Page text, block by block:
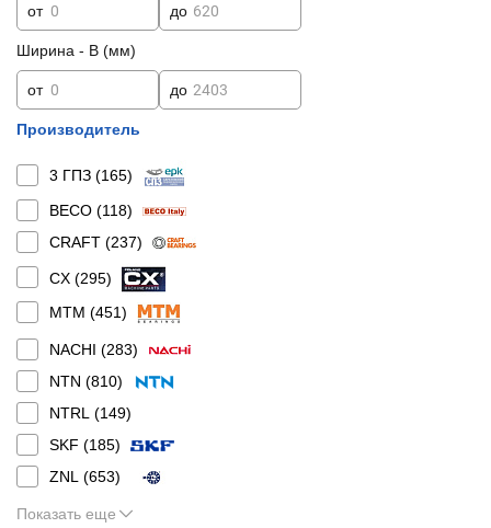
от до
Ширина - B (мм)
от до
Производитель
3 ГПЗ (165)
BECO (118)
CRAFT (237)
CX (295)
MTM (451)
NACHI (283)
NTN (810)
NTRL (149)
SKF (185)
ZNL (653)
Показать еще